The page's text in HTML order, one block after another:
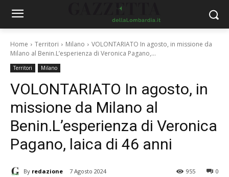
Home Territori Milano
VOLONTARIATO In agosto, in missione da
Milano al Benin.L’esperienza di Veronica Pagano,...
Territori Milano
VOLONTARIATO In agosto, in
missione da Milano al
Benin.L’esperienza di Veronica
Pagano, laica di 46 anni
By redazione 7 Agosto 2024 0
955